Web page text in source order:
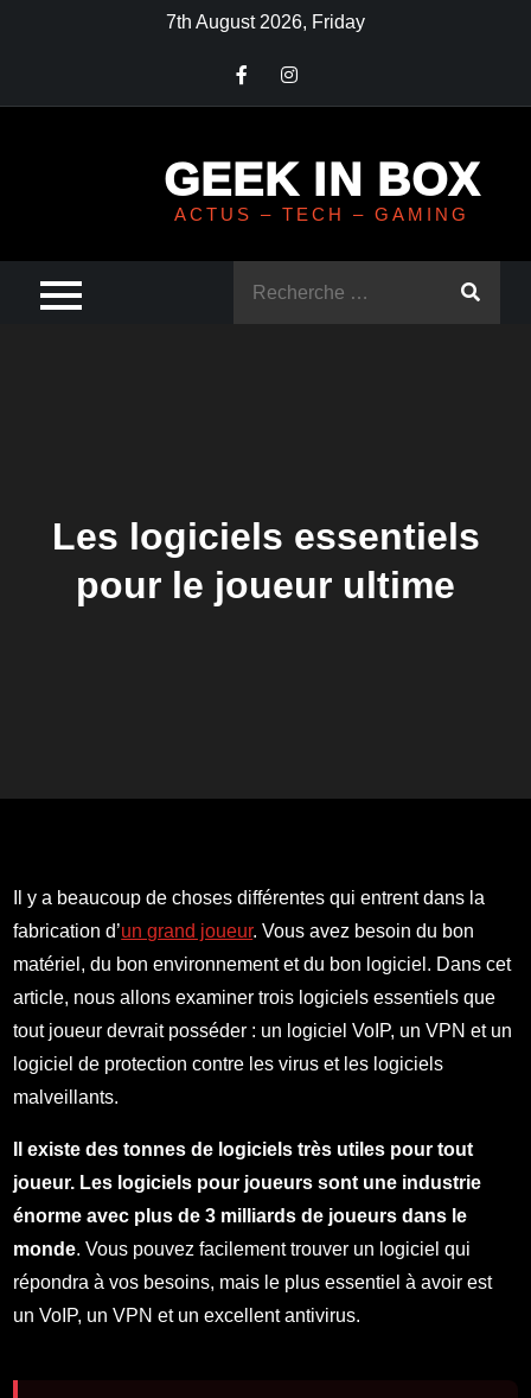
7th August 2026, Friday
GEEK IN BOX
ACTUS – TECH – GAMING
Les logiciels essentiels
pour le joueur ultime
Il y a beaucoup de choses différentes qui entrent dans la
fabrication d’un grand joueur. Vous avez besoin du bon
matériel, du bon environnement et du bon logiciel. Dans cet
article, nous allons examiner trois logiciels essentiels que
tout joueur devrait posséder : un logiciel VoIP, un VPN et un
logiciel de protection contre les virus et les logiciels
malveillants.
Il existe des tonnes de logiciels très utiles pour tout
joueur. Les logiciels pour joueurs sont une industrie
énorme avec plus de 3 milliards de joueurs dans le
monde. Vous pouvez facilement trouver un logiciel qui
répondra à vos besoins, mais le plus essentiel à avoir est
un VoIP, un VPN et un excellent antivirus.